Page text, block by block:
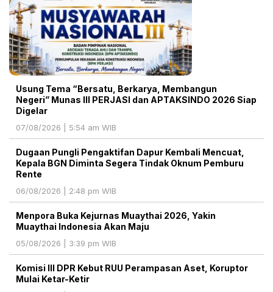
Usung Tema “Bersatu, Berkarya, Membangun
Negeri” Munas III PERJASI dan APTAKSINDO 2026 Siap
Digelar
07/08/2026 | 5:54 am WIB
Dugaan Pungli Pengaktifan Dapur Kembali Mencuat,
Kepala BGN Diminta Segera Tindak Oknum Pemburu
Rente
06/08/2026 | 2:48 pm WIB
Menpora Buka Kejurnas Muaythai 2026, Yakin
Muaythai Indonesia Akan Maju
05/08/2026 | 3:39 pm WIB
Komisi III DPR Kebut RUU Perampasan Aset, Koruptor
Mulai Ketar-Ketir